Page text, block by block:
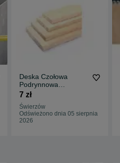
Deska Czołowa
Podrynnowa
Heblowana Świerk
194
7 zł
Świerzów
Odświeżono dnia 05 sierpnia
2026